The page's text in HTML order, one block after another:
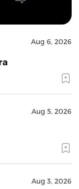
Aug 6, 2026
Aug 5, 2026
Aug 3, 2026